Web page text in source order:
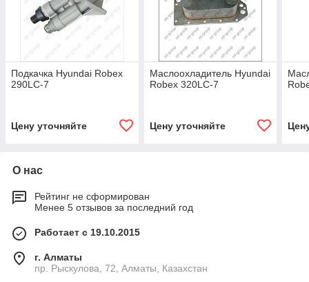
Подкачка Hyundai Robex
290LC-7
Цену уточняйте
Маслоохладитель Hyundai
Robex 320LC-7
Цену уточняйте
О нас
Рейтинг не сформирован
Менее 5 отзывов за последний год
Работает с 19.10.2015
г. Алматы
пр. Рыскулова, 72, Алматы, Казахстан